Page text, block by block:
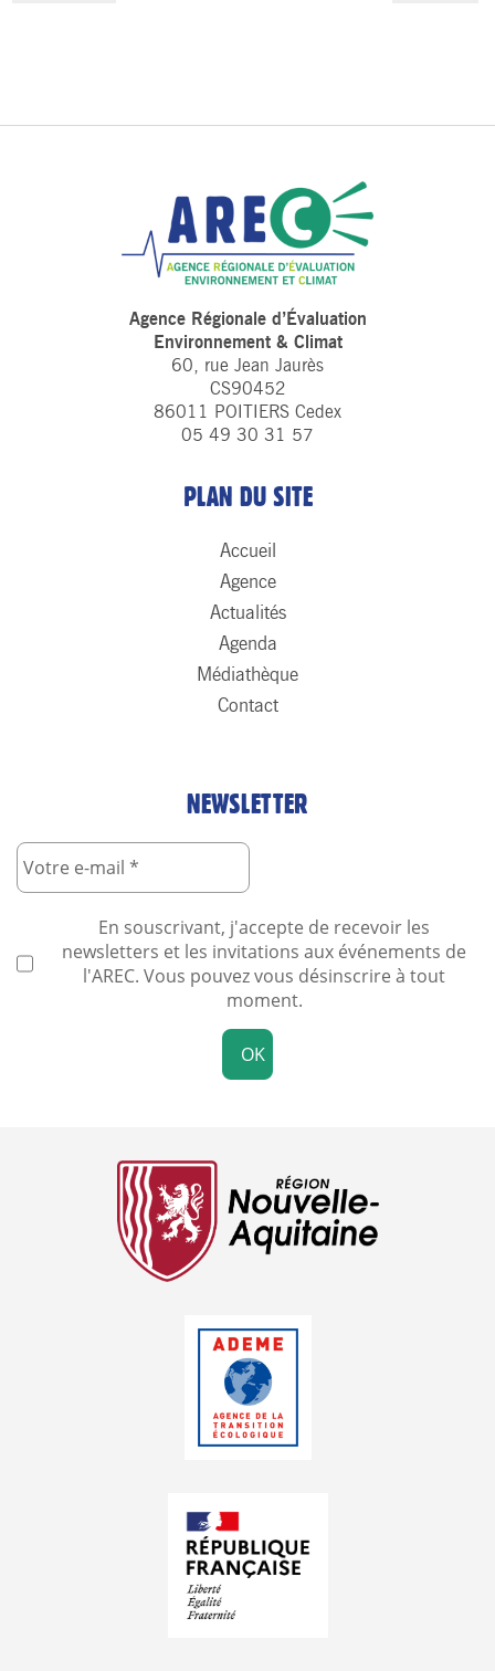
Agence Régionale d’Évaluation
Environnement & Climat
60, rue Jean Jaurès
CS90452
86011 POITIERS Cedex
05 49 30 31 57
PLAN DU SITE
Accueil
Agence
Actualités
Agenda
Médiathèque
Contact
NEWSLETTER
En souscrivant, j'accepte de recevoir les
newsletters et les invitations aux événements de
l'AREC. Vous pouvez vous désinscrire à tout
moment.